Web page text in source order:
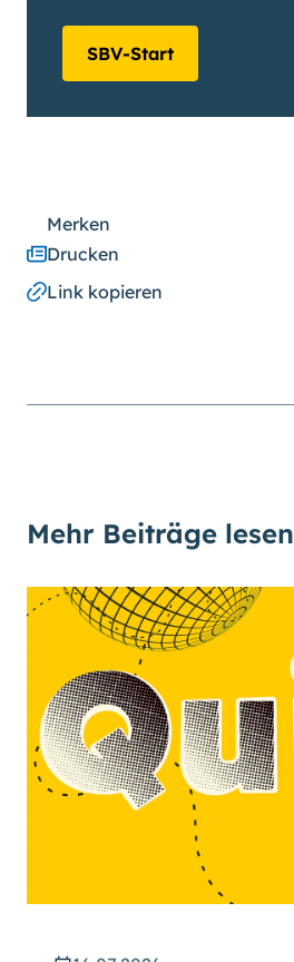
SBV-Start
Merken
Drucken
Link kopieren
Mehr Beiträge lesen